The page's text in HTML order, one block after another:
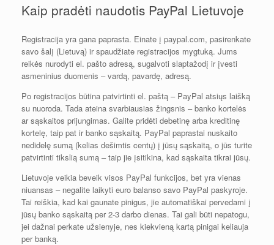
Kaip pradėti naudotis PayPal Lietuvoje
Registracija yra gana paprasta. Einate į paypal.com, pasirenkate
savo šalį (Lietuvą) ir spaudžiate registracijos mygtuką. Jums
reikės nurodyti el. pašto adresą, sugalvoti slaptažodį ir įvesti
asmeninius duomenis – vardą, pavardę, adresą.
Po registracijos būtina patvirtinti el. paštą – PayPal atsiųs laišką
su nuoroda. Tada ateina svarbiausias žingsnis – banko kortelės
ar sąskaitos prijungimas. Galite pridėti debetinę arba kreditinę
kortelę, taip pat ir banko sąskaitą. PayPal paprastai nuskaito
nedidelę sumą (kelias dešimtis centų) į jūsų sąskaitą, o jūs turite
patvirtinti tikslią sumą – taip jie įsitikina, kad sąskaita tikrai jūsų.
Lietuvoje veikia beveik visos PayPal funkcijos, bet yra vienas
niuansas – negalite laikyti euro balanso savo PayPal paskyroje.
Tai reiškia, kad kai gaunate pinigus, jie automatiškai pervedami į
jūsų banko sąskaitą per 2-3 darbo dienas. Tai gali būti nepatogu,
jei dažnai perkate užsienyje, nes kiekvieną kartą pinigai keliauja
per banką.